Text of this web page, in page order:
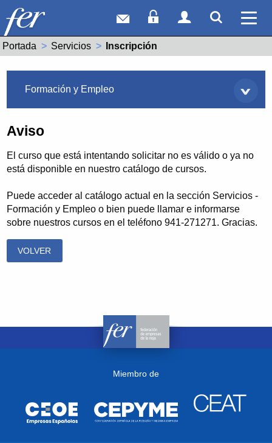
Correo webAcceso Socios
Acceso
Portada Servicios Actual:
Inscripción
Formación y Empleo
Aviso
El curso que está intentando solicitar no es válido o ya no
está disponible en nuestro catálogo de cursos.
Puede acceder al catálogo actual en la sección Servicios -
Formación y Empleo o bien puede llamar e informarse
sobre nuestros cursos en el teléfono 941-271271. Gracias.
VOLVER
Miembro de